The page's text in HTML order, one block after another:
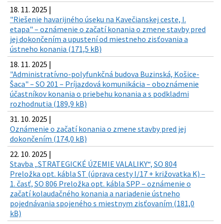
18. 11. 2025 |
"Riešenie havarijného úseku na Kavečianskej ceste, I.
etapa" – oznámenie o začatí konania o zmene stavby pred
jej dokončením a upustení od miestneho zisťovania a
ústneho konania (171,5 kB)
18. 11. 2025 |
"Administratívno-polyfunkčná budova Buzinská, Košice-
Šaca" – SO 201 – Príjazdová komunikácia – oboznámenie
účastníkov konania o priebehu konania a s podkladmi
rozhodnutia (189,9 kB)
31. 10. 2025 |
Oznámenie o začatí konania o zmene stavby pred jej
dokončením (174,0 kB)
22. 10. 2025 |
Stavba „STRATEGICKÉ ÚZEMIE VALALIKY“, SO 804
Preložka opt. kábla ST (úprava cesty I/17 + križovatka K) –
1. časť, SO 806 Preložka opt. kábla SPP – oznámenie o
začatí kolaudačného konania a nariadenie ústneho
pojednávania spojeného s miestnym zisťovaním (181,0
kB)